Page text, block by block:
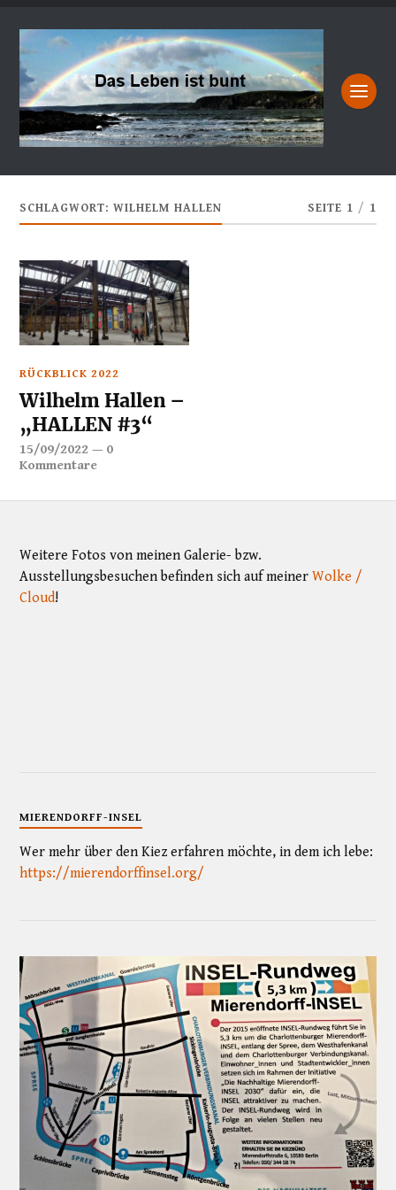
SCHLAGWORT:WILHELM HALLEN SEITE 1 / 1
RÜCKBLICK 2022
Wilhelm Hallen –
„HALLEN #3“
15/09/2022 — 0
Kommentare
Weitere Fotos von meinen Galerie- bzw.
Ausstellungsbesuchen befinden sich auf meinerWolke /
Cloud!
MIERENDORFF-INSEL
Wer mehr über den Kiez erfahren möchte, in dem ich lebe:
https://mierendorffinsel.org/